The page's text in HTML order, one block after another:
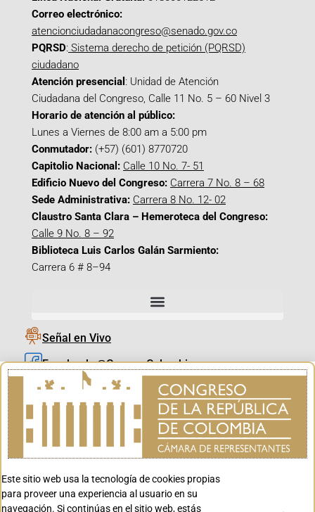
Correo electrónico:
atencionciudadanacongreso@senado.gov.co
PQRSD: Sistema derecho de petición (PQRSD)
ciudadano
Atención presencial : Unidad de Atención
Ciudadana del Congreso, Calle 11 No. 5 – 60 Nivel 3
Horario de atención al público:
Lunes a Viernes de 8:00 am a 5:00 pm
Conmutador: (+57) (601) 8770720
Capitolio Nacional: Calle 10 No. 7- 51
Edificio Nuevo del Congreso: Carrera 7 No. 8 – 68
Sede Administrativa: Carrera 8 No. 12- 02
Claustro Santa Clara – Hemeroteca del Congreso:
Calle 9 No. 8 – 92
Biblioteca Luis Carlos Galán Sarmiento:
Carrera 6 # 8–94
Señal en Vivo
Facebook_@CamaraColombia
Instagram_@CamaraColombia
X_@CamaraColombia
Youtube_@CamaraColombia
Youtube_@CanalCongreso
Este sitio web usa la tecnología de cookies propias
para proveer una experiencia al usuario en su
navegación. Si continúas en el sitio web, estás